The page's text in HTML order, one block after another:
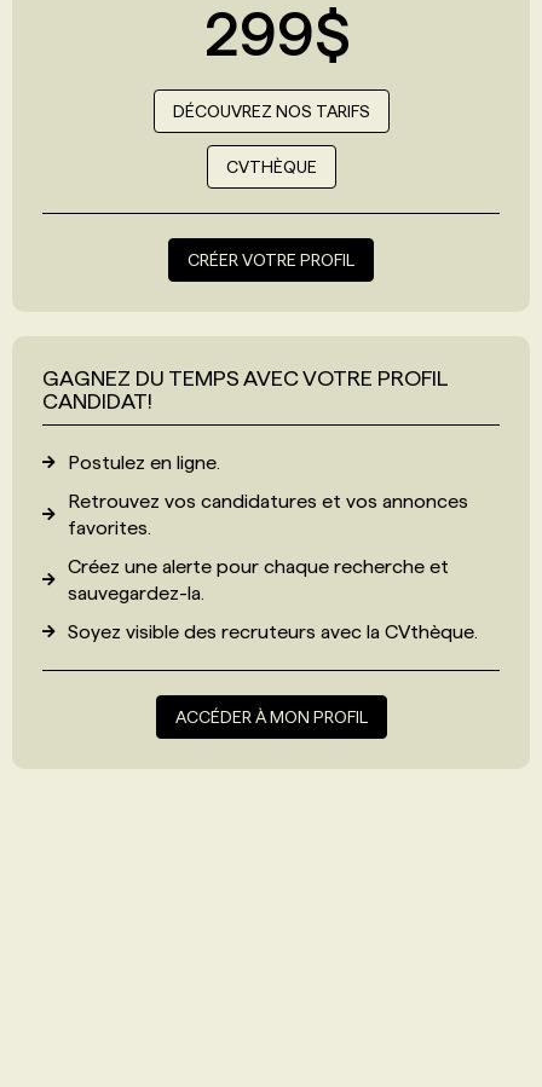
299$
DÉCOUVREZ NOS TARIFS
CVTHÈQUE
CRÉER VOTRE PROFIL
GAGNEZ DU TEMPS AVEC VOTRE PROFIL
CANDIDAT!
Postulez en ligne.
Retrouvez vos candidatures et vos annonces
favorites.
Créez une alerte pour chaque recherche et
sauvegardez-la.
Soyez visible des recruteurs avec la CVthèque
ACCÉDER À MON PROFIL